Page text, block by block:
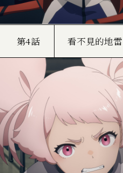
第4話 看不見的地雷